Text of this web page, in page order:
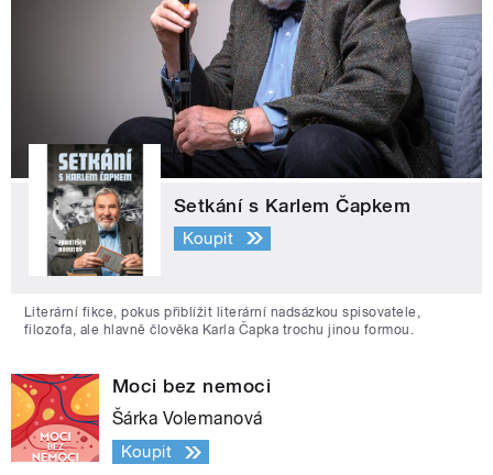
Setkání s Karlem Čapkem
Koupit
Literární fikce, pokus přiblížit literární nadsázkou spisovatele,
filozofa, ale hlavně člověka Karla Čapka trochu jinou formou.
Moci bez nemoci
Šárka Volemanová
Koupit